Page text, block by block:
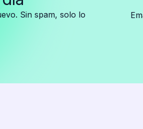
Sin spam, solo lo